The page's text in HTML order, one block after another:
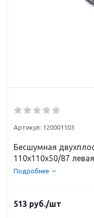
Артикул: 120001103
Бесшумная
110х110х50/87
Подробнее
513 руб./шт